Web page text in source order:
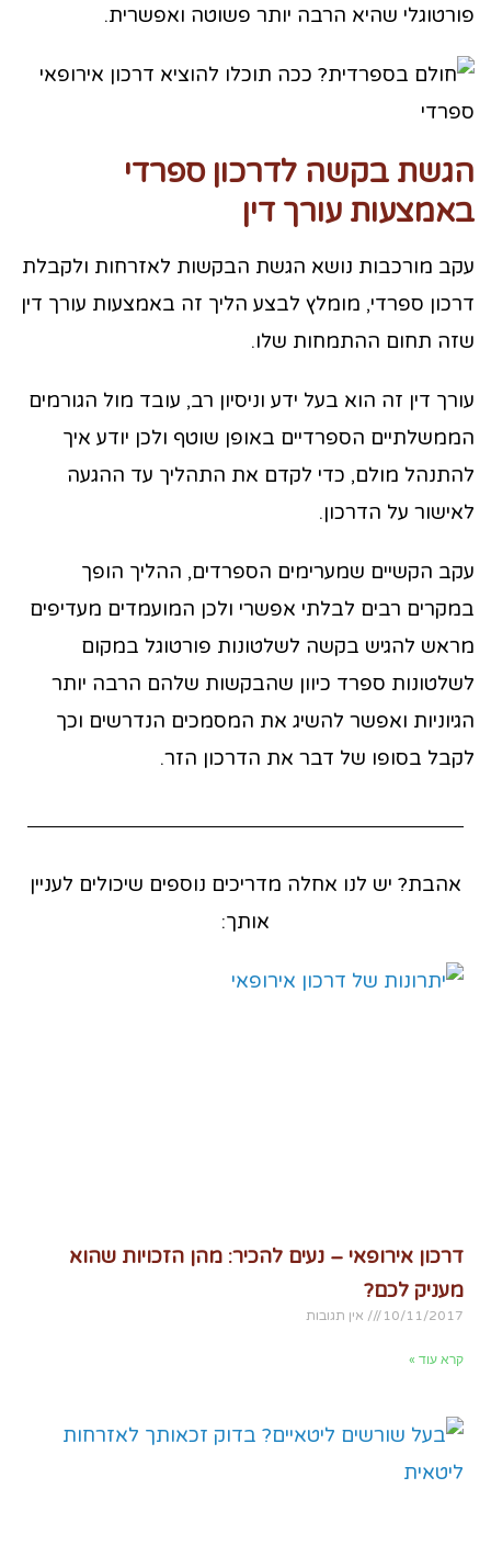
פורטוגלי שהיא הרבה יותר פשוטה ואפשרית.
הגשת בקשה לדרכון ספרדי
באמצעות עורך דין
עקב מורכבות נושא הגשת הבקשות לאזרחות ולקבלת
דרכון ספרדי, מומלץ לבצע הליך זה באמצעות עורך דין
שזה תחום ההתמחות שלו.
עורך דין זה הוא בעל ידע וניסיון רב, עובד מול הגורמים
הממשלתיים הספרדיים באופן שוטף ולכן יודע איך
להתנהל מולם, כדי לקדם את התהליך עד ההגעה
לאישור על הדרכון.
עקב הקשיים שמערימים הספרדים, ההליך הופך
במקרים רבים לבלתי אפשרי ולכן המועמדים מעדיפים
מראש להגיש בקשה לשלטונות פורטוגל במקום
לשלטונות ספרד כיוון שהבקשות שלהם הרבה יותר
הגיוניות ואפשר להשיג את המסמכים הנדרשים וכך
לקבל בסופו של דבר את הדרכון הזר.
אהבת? יש לנו אחלה מדריכים נוספים שיכולים לעניין
אותך:
דרכון אירופאי – נעים להכיר: מהן הזכויות שהוא
מעניק לכם?
10/11/2017 אין תגובות
קרא עוד »